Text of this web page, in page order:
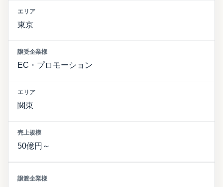
東京
EC・プロモーション
関東
50億円～